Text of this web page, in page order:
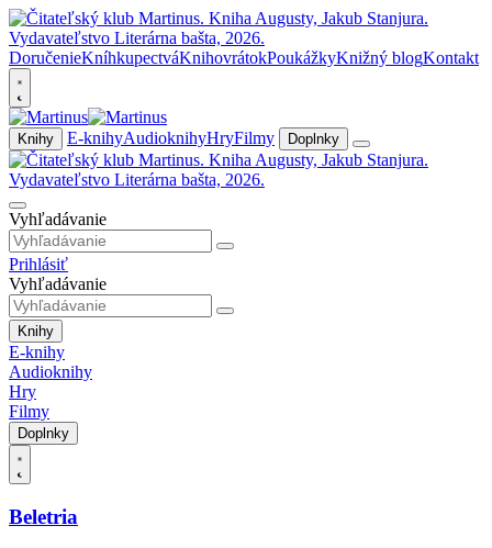
DoručenieKníhkupectváKnihovrátokPoukážkyKnižný blogKontakt
Knihy E-knihyAudioknihyHryFilmy Doplnky
Vyhľadávanie
Prihlásiť
Vyhľadávanie
Knihy
E-knihy
Audioknihy
Hry
Filmy
Doplnky
Beletria